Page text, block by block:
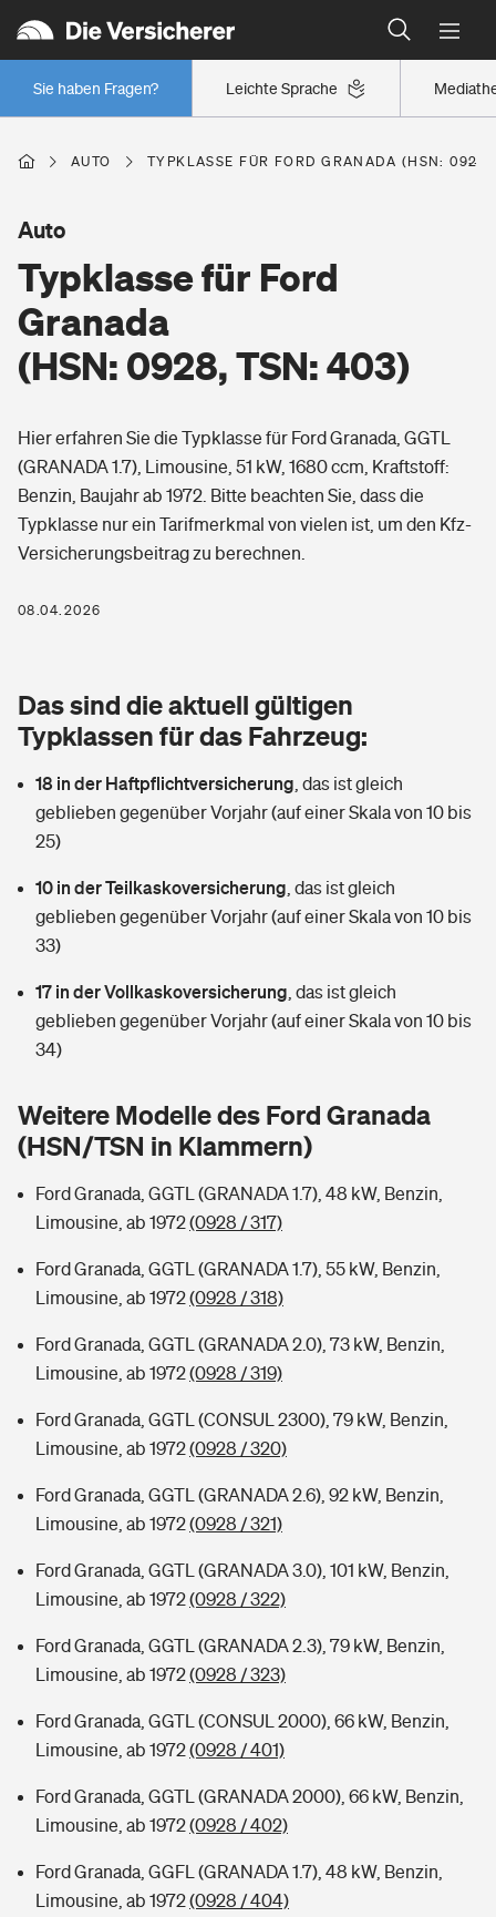
Leichte Sprache
Sie haben Fragen?
Wer versichert was: Jetzt Versicherer finden
Regionalklassen: So ist Ihre Region eingestuft
Wer versichert was: Jetzt Versicherer finden
Berufsunfähigkeitsversicherung
Arbeitsrechtsschutz
Berufshaftpflichtversicherung
Rentenrechner: Wie viel Geld bekomme ich im Alter?
Wer versichert was: Jetzt Versicherer finden
Sie haben Fragen?
Wohnen
Wohngebäudeversicherung
Hausratversicherung
Elementarversicherung
Photovoltaik
Wärmepumpen versichern
Vermieterrrechtsschutz
Mietkautionsversicherung
Restkreditversicherung
Zur Übersicht
Hochwasser-Check: Wie gefährdet ist Ihr Haus?
Wer versichert was: Jetzt Versicherer finden
Sie haben Fragen?
Pri­vate Haft­pflicht­
Rechts­schutz­ver­si­che­rung
Kinderunfall­ver­si­che­rung
Reiseversicherung
Handyversicherung
Private Cyberversicherung
Musikinstrumentenversicherung
Zur Übersicht
Typklassen: So ist Ihr Auto eingestuft
Sie haben Fragen?
Gesundheit
Private Krankenversicherung
Tierkrankenversicherung
Zur Übersicht
Wer versichert was: Jetzt Versicherer finden
Sie haben Fragen?
Rentenrechner: Wie viel Geld bekomme ich im Alter?
AUTO TYPKLASSE FÜR FORD GRANADA (HSN:
Typklasse für Ford
Granada
(HSN: 0928, TSN: 403)
Auto
Hier erfahren Sie die Typklasse für Ford Granada, GGTL
(GRANADA 1.7), Limousine, 51 kW, 1680 ccm, Kraftstoff:
Benzin, Baujahr ab 1972. Bitte beachten Sie, dass die
Typklasse nur ein Tarifmerkmal von vielen ist, um den Kfz-
Versicherungsbeitrag zu berechnen.
08.04.2026
Das sind die aktuell gültigen
Typklassen für das Fahrzeug:
18 in der Haftpflichtversicherung das ist gleich
geblieben gegenüber Vorjahr (auf einer Skala von 10 bis
25)
10 in der Teilkaskoversicherung das ist gleich
geblieben gegenüber Vorjahr (auf einer Skala von 10 bis
33)
17 in der Vollkaskoversicherung das ist gleich
geblieben gegenüber Vorjahr (auf einer Skala von 10 bis
34)
Weitere Modelle des Ford Granada
(HSN/TSN in Klammern)
Ford Granada, GGTL (GRANADA 1.7), 48 kW, Benzin,
Limousine, ab 1972(0928 / 317)
Ford Granada, GGTL (GRANADA 1.7), 55 kW, Benzin,
Limousine, ab 1972(0928 / 318)
Ford Granada, GGTL (GRANADA 2.0), 73 kW, Benzin,
Limousine, ab 1972(0928 / 319)
Ford Granada, GGTL (CONSUL 2300), 79 kW, Benzin,
Limousine, ab 1972(0928 / 320)
Ford Granada, GGTL (GRANADA 2.6), 92 kW, Benzin,
Limousine, ab 1972(0928 / 321)
Ford Granada, GGTL (GRANADA 3.0), 101 kW, Benzin,
Limousine, ab 1972(0928 / 322)
Ford Granada, GGTL (GRANADA 2.3), 79 kW, Benzin,
Limousine, ab 1972(0928 / 323)
Ford Granada, GGTL (CONSUL 2000), 66 kW, Benzin,
Limousine, ab 1972(0928 / 401)
Ford Granada, GGTL (GRANADA 2000), 66 kW, Benzin,
Limousine, ab 1972(0928 / 402)
Ford Granada, GGFL (GRANADA 1.7), 48 kW, Benzin,
Limousine, ab 1972(0928 / 404)